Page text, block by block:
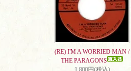
(RE) I'M A WORRIED MAN /
THE PARAGONS
1,800円(税込)